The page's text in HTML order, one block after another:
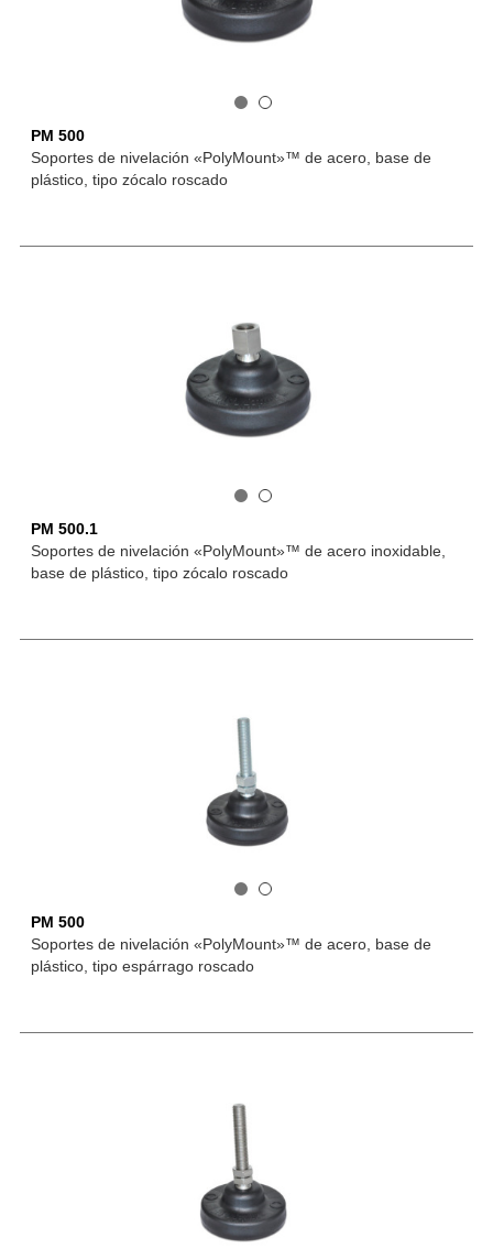
PM 500
Soportes de nivelación «PolyMount»™ de acero, base de
plástico, tipo zócalo roscado
PM 500.1
Soportes de nivelación «PolyMount»™ de acero inoxidable,
base de plástico, tipo zócalo roscado
PM 500
Soportes de nivelación «PolyMount»™ de acero, base de
plástico, tipo espárrago roscado